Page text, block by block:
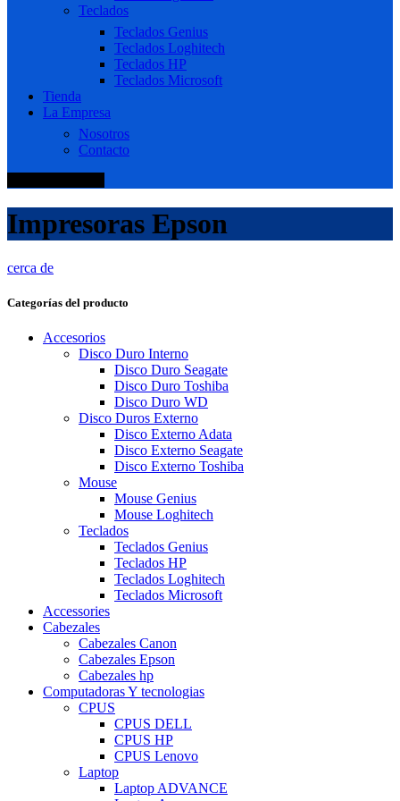
Teclados
Teclados Genius
Teclados Loghitech
Teclados HP
Teclados Microsoft
Tienda
La Empresa
Nosotros
Contacto
Impresoras Epson
cerca de
Categorías del producto
Accesorios
Disco Duro Interno
Disco Duro Seagate
Disco Duro Toshiba
Disco Duro WD
Disco Duros Externo
Disco Externo Adata
Disco Externo Seagate
Disco Externo Toshiba
Mouse
Mouse Genius
Mouse Loghitech
Teclados
Teclados Genius
Teclados HP
Teclados Loghitech
Teclados Microsoft
Accessories
Cabezales
Cabezales Canon
Cabezales Epson
Cabezales hp
Computadoras Y tecnologias
CPUS
CPUS DELL
CPUS HP
CPUS Lenovo
Laptop
Laptop ADVANCE